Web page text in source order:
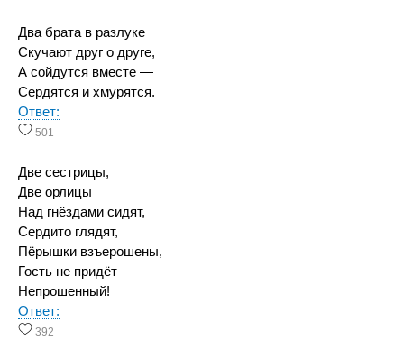
Два брата в разлуке
Скучают друг о друге,
А сойдутся вместе —
Сердятся и хмурятся.
Ответ:
501
Две сестрицы,
Две орлицы
Над гнёздами сидят,
Сердито глядят,
Пёрышки взъерошены,
Гость не придёт
Непрошенный!
Ответ:
392